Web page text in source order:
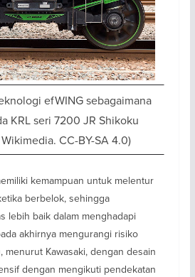
efWING sebagaimana
KRL seri 7200 JR Shikoku
CC-BY-SA 4.0)
kemampuan untuk melentur
berbelok, sehingga
lebih baik dalam menghadapi
akhirnya mengurangi risiko
menurut Kawasaki, dengan desain
dengan mengikuti pendekatan